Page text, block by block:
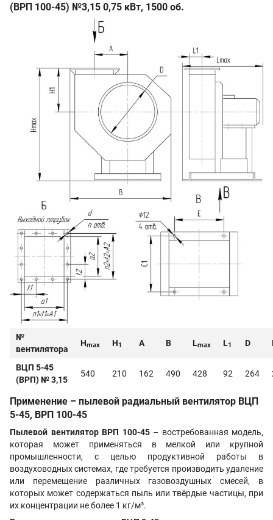
(ВРП 100-45) №3,15 0,75 кВт, 1500 об.
№
вентилятора
Hmax H1 А В Lmax L1 D
ВЦП 5-45
(ВРП) № 3,15
540 210 162 490 428 92 264
Применение – пылевой радиальный вентилятор ВЦП
5-45, ВРП 100-45
Пылевой вентилятор ВРП 100-45– востребованная модель,
которая может применяться в мелкой или крупной
промышленности, с целью продуктивной работы в
воздуховодных системах, где требуется производить удаление
или перемещение различных газовоздушных смесей, в
которых может содержаться пыль или твёрдые частицы, при
их концентрации не более 1 кг/м³.